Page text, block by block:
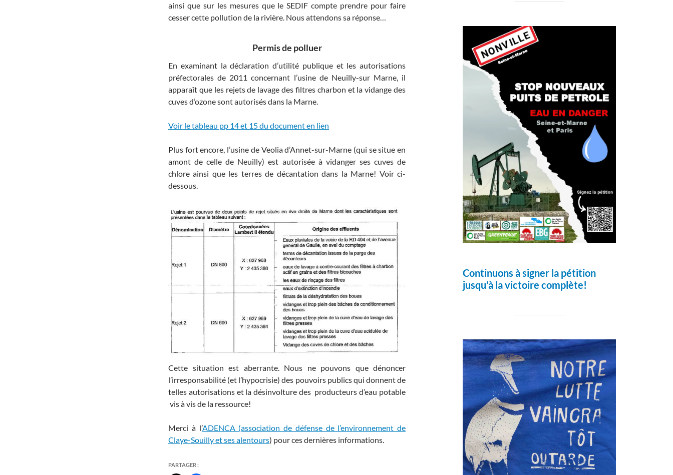
ainsi que sur les mesures que le SEDIF compte prendre pour faire
cesser cette pollution de la rivière. Nous attendons sa réponse…
Permis de polluer
En examinant la déclaration d’utilité publique et les autorisations
préfectorales de 2011 concernant l’usine de Neuilly-sur Marne, il
apparaît que les rejets de lavage des filtres charbon et la vidange des
cuves d’ozone sont autorisés dans la Marne.
Voir le tableau pp 14 et 15 du document en lien
Plus fort encore, l’usine de Veolia d’Annet-sur-Marne (qui se situe en
amont de celle de Neuilly) est autorisée à vidanger ses cuves de
chlore ainsi que les terres de décantation dans la Marne! Voir ci-
dessous.
Cette situation est aberrante. Nous ne pouvons que dénoncer
l’irresponsabilité (et l’hypocrisie) des pouvoirs publics qui donnent de
telles autorisations et la désinvolture des producteurs d’eau potable
vis à vis de la ressource!
Merci à l’ADENCA (association de défense de l’environnement de
Claye-Souilly et ses alentours) pour ces dernières informations.
PARTAGER :
Continuons à signer la pétition
jusqu'à la victoire complète!